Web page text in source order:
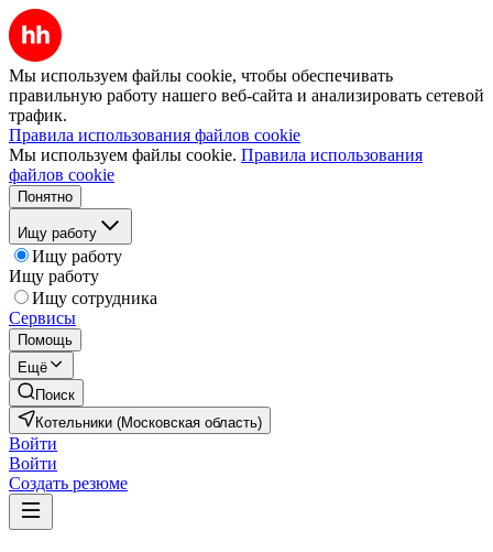
Мы используем файлы cookie, чтобы обеспечивать
правильную работу нашего веб-сайта и анализировать сетевой
трафик.
Правила использования файлов cookie
Мы используем файлы cookie. Правила использования
файлов cookie
Понятно
Ищу работу
Ищу работу
Ищу работу
Ищу сотрудника
Сервисы
Помощь
Ещё
Поиск
Котельники (Московская область)
Войти
Войти
Создать резюме